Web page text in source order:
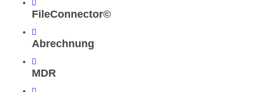
FileConnector©
Abrechnung
MDR